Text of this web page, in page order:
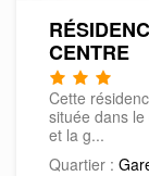
CENTRE
Cette
située dans
et la g...
Quartier :